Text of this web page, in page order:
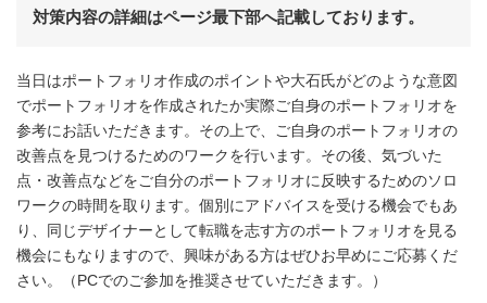
対策内容の詳細はページ最下部へ記載しております。
当日はポートフォリオ作成のポイントや大石氏がどのような意図
でポートフォリオを作成されたか実際ご自身のポートフォリオを
参考にお話いただきます。その上で、ご自身のポートフォリオの
改善点を見つけるためのワークを行います。その後、気づいた
点・改善点などをご自分のポートフォリオに反映するためのソロ
ワークの時間を取ります。個別にアドバイスを受ける機会でもあ
り、同じデザイナーとして転職を志す方のポートフォリオを見る
機会にもなりますので、興味がある方はぜひお早めにご応募くだ
さい。（PCでのご参加を推奨させていただきます。）